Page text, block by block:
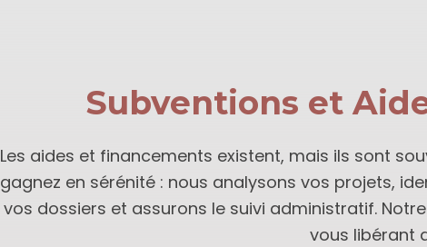
Subventions et
Les aides et financements existent, mais ils sont
gagnez en sérénité : nous analysons vos projets,
vos dossiers et assurons le suivi administratif.
vous libérant